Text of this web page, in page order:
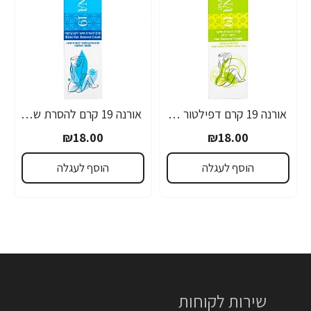
אורנה 19 קרם דפילטור לעור רגיש 80 גרם
₪18.00
הוסף לעגלה
אורנה 19 קרם להסרת שיער לקו הביקיני 90 מ"ל
₪18.00
הוסף לעגלה
שירות לקוחות